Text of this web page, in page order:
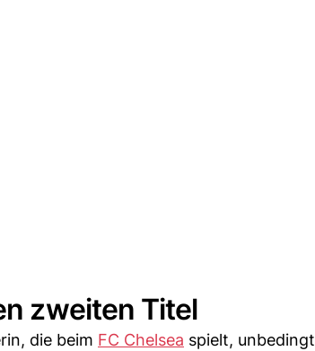
zweiten Titel
die beim FC Chelsea spielt, unbedingt